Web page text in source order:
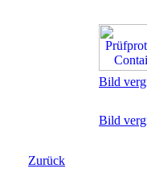
Bild
Bild
Zurück